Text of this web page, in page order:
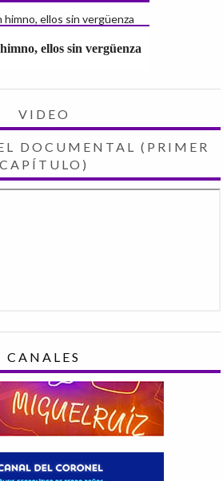
ellos sin vergüenza
VIDEO
DOCUMENTAL (PRIMER
CAPÍTULO)
CANALES